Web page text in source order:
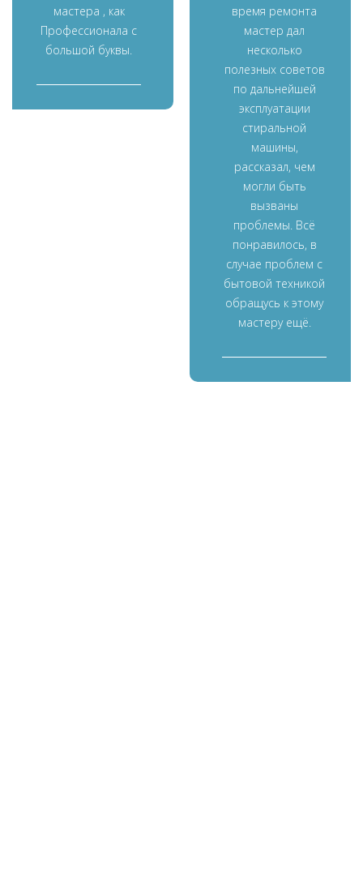
мастера , как
Профессионала с
большой буквы.
время ремонта
мастер дал
несколько
полезных советов
по дальнейшей
эксплуатации
стиральной
машины,
рассказал, чем
могли быть
вызваны
проблемы. Всё
понравилось, в
случае проблем с
бытовой техникой
обращусь к этому
мастеру ещё.